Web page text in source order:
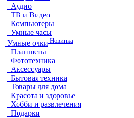
Аудио
ТВ и Видео
Компьютеры
Умные часы
Умные очки Новинка
Планшеты
Фототехника
Аксессуары
Бытовая техника
Товары для дома
Красота и здоровье
Хобби и развлечения
Подарки